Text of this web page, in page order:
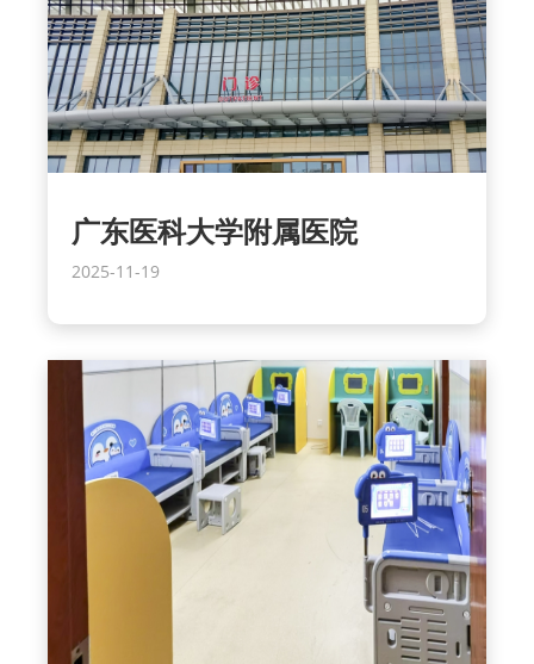
广东医科大学附属医院
2025-11-19